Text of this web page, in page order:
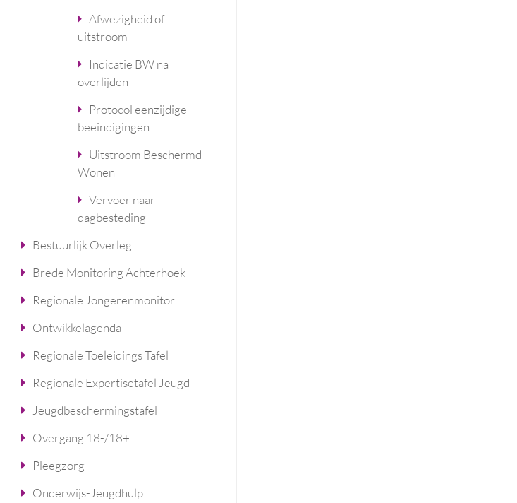
Afwezigheid of
uitstroom
Indicatie BW na
overlijden
Protocol eenzijdige
beëindigingen
Uitstroom Beschermd
Wonen
Vervoer naar
dagbesteding
Bestuurlijk Overleg
Brede Monitoring Achterhoek
Regionale Jongerenmonitor
Ontwikkelagenda
Regionale Toeleidings Tafel
Regionale Expertisetafel Jeugd
Jeugdbeschermingstafel
Overgang 18-/18+
Pleegzorg
Onderwijs-Jeugdhulp